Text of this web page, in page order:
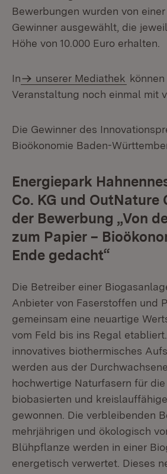
Bewerbungen wurden von
Gewinner ausgewählt, die
Höhe von 10.000 Euro erhalten.
In unserer Mediathek
Veranstaltung noch einmal mit
Die Gewinner des
Bioökonomie Baden-
Energiepark
Co. KG und OutNature
der Bewerbung „Von
zum Papier –
Ende gedacht“
Die Betreiber einer
Anbieter von Faserstoffen und
gemeinsam eine neuartige
vom Feld bis ins Regal
innovatives biothermisches
werden aus der
hochwertige Naturfasern für
biobasierten und
gewonnen. Die verbleibenden
mehrjährigen und ökologisch
Blühpflanze werden in einer
energetisch verwertet. Dieses